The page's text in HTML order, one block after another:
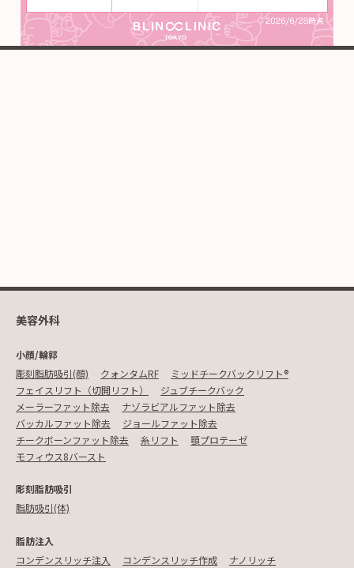
美容外科
小顔/輪郭
彫刻脂肪吸引(顔)
クォンタムRF
ミッドチークバックリフト®︎
フェイスリフト（切開リフト）
ジュブチークバック
メーラーファット除去
ナゾラビアルファット除去
バッカルファット除去
ジョールファット除去
チークボーンファット除去
糸リフト
顎プロテーゼ
モフィウス8バースト
彫刻脂肪吸引
脂肪吸引(体)
脂肪注入
コンデンスリッチ注入
コンデンスリッチ作成 ナノリッチ